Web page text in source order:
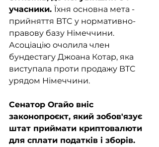
учасники. Їхня основна мета -
прийняття BTC у нормативно-
правову базу Німеччини.
Асоціацію очолила член
бундестагу Джоана Котар, яка
виступала проти продажу BTC
урядом Німеччини.
Сенатор Огайо вніс
законопроєкт, який зобов'язує
штат приймати криптовалюти
для сплати податків і зборів.